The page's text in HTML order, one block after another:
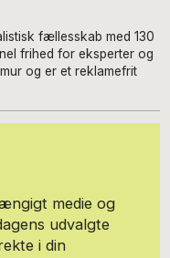
fællesskab med 130
frihed for eksperter og
og er et reklamefrit
medie og
udvalgte
i din